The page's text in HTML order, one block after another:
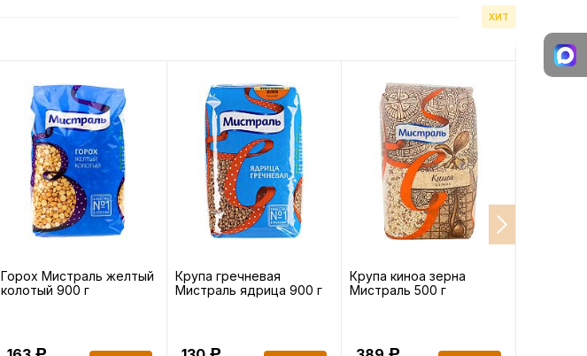
ХИТ
Горох Мистраль желтый
колотый 900 г
Крупа гречневая
Мистраль ядрица 900 г
Крупа киноа зерна
Мистраль 500 г